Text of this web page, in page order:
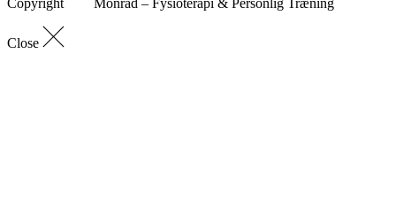
Copyright Monrad – Fysioterapi & Personlig Træning
Close